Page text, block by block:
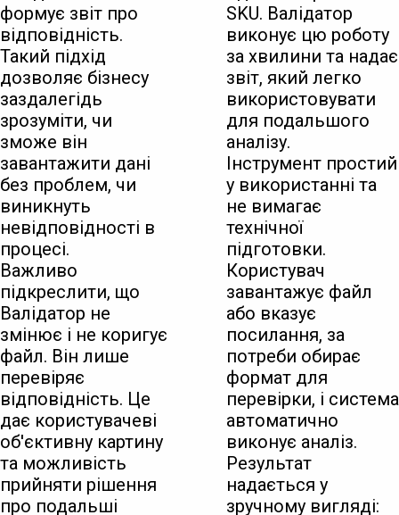
формує звіт про
відповідність.
Такий підхід
дозволяє бізнесу
заздалегідь
зрозуміти, чи
зможе він
завантажити дані
без проблем, чи
виникнуть
невідповідності в
процесі.
Важливо
підкреслити, що
Валідатор не
змінює і не коригує
файл. Він лише
перевіряє
відповідність. Це
дає користувачеві
об'єктивну картину
та можливість
прийняти рішення
про подальші
SKU. Валідатор
виконує цю роботу
за хвилини та надає
звіт, який легко
використовувати
для подальшого
аналізу.
Інструмент простий
у використанні та
не вимагає
технічної
підготовки.
Користувач
завантажує файл
або вказує
посилання, за
потреби обирає
формат для
перевірки, і система
автоматично
виконує аналіз.
Результат
надається у
зручному вигляді: